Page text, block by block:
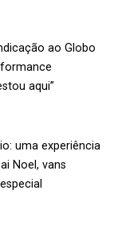
ao Globo
aqui”
uma experiência
Noel, vans